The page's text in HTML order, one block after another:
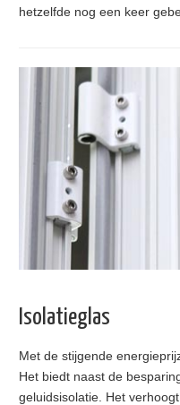
hetzelfde nog een keer
Isolatieglas
Met de stijgende
Het biedt naast de
geluidsisolatie. Het